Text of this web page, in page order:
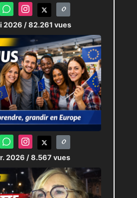
2026 / 82.261 vues
2026 / 8.567 vues